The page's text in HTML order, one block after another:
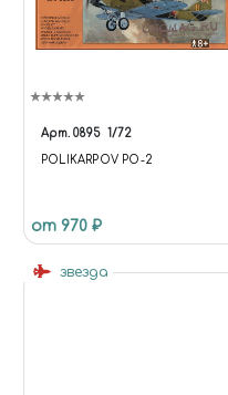
Арт. 0895 1/72
POLIKARPOV PO-2
от 970 ₽
звезда